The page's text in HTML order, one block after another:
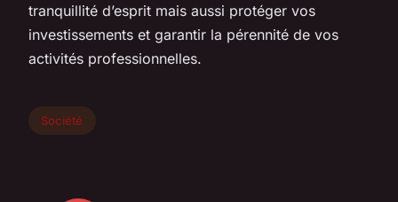
tranquillité d’esprit mais aussi protéger vos
investissements et garantir la pérennité de vos
activités professionnelles.
Société